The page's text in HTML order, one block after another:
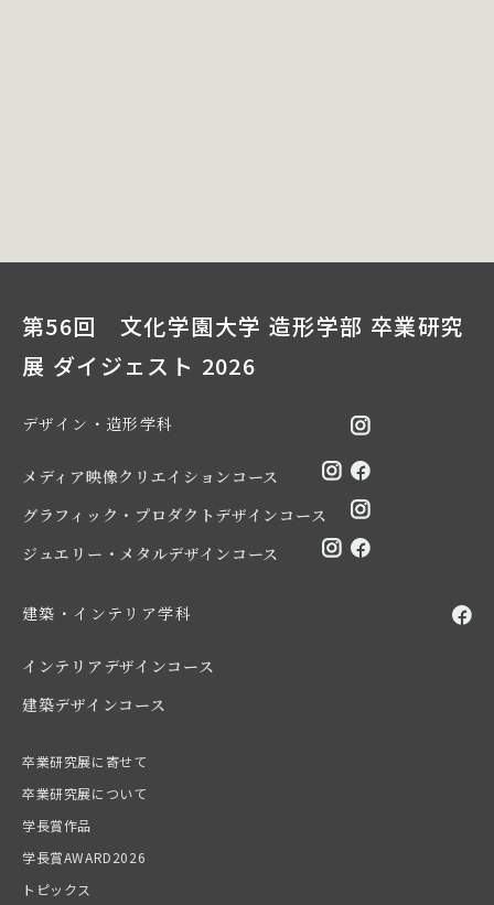
第56回 文化学園大学 造形学部 卒業研究
展 ダイジェスト 2026
デザイン・造形学科
メディア映像クリエイションコース
グラフィック・プロダクトデザインコース
ジュエリー・メタルデザインコース
建築・インテリア学科
インテリアデザインコース
建築デザインコース
卒業研究展に寄せて
卒業研究展について
学長賞作品
学長賞AWARD2026
トピックス